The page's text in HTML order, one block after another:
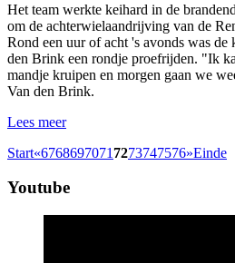
Het team werkte keihard in de
om de achterwielaandrijving van de
Rond een uur of acht 's avonds was de
den Brink een rondje proefrijden. "Ik
mandje kruipen en morgen gaan we
Van den Brink.
Lees meer
Start«6768697071 7273747576»Einde
Youtube